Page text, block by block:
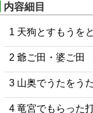
内容細目
1 天狗とすもうを
2 爺ご田・婆ご田
3 山奥でうたをう
4 竜宮でもらった